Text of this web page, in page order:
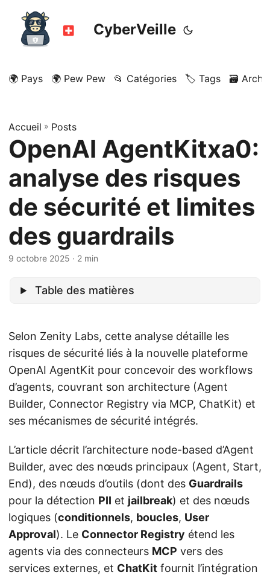
CyberVeille
🌍 Pays 🌍 Pew Pew 📂 Catégories 🏷️ Tags 🗃️
Accueil » Posts
OpenAI AgentKitxa0:
analyse des risques
de sécurité et limites
des guardrails
9 octobre 2025 · 2 min
Table des matières
Selon Zenity Labs, cette analyse détaille les
risques de sécurité liés à la nouvelle plateforme
OpenAI AgentKit pour concevoir des workflows
d’agents, couvrant son architecture (Agent
Builder, Connector Registry via MCP, ChatKit) et
ses mécanismes de sécurité intégrés.
L’article décrit l’architecture node-based d’Agent
Builder, avec des nœuds principaux (Agent, Start,
End), des nœuds d’outils (dont des Guardrails
pour la détection PII et jailbreak) et des nœuds
logiques (conditionnels, boucles, User
Approval). Le Connector Registry étend les
agents via des connecteurs MCP vers des
services externes, et ChatKit fournit l’intégration